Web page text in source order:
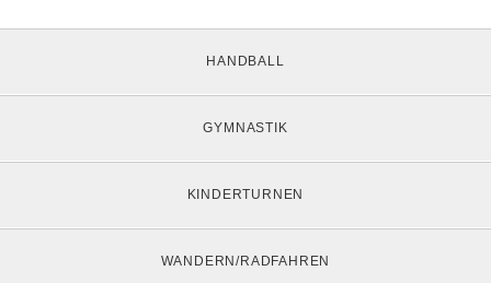
HANDBALL
GYMNASTIK
KINDERTURNEN
WANDERN/RADFAHREN